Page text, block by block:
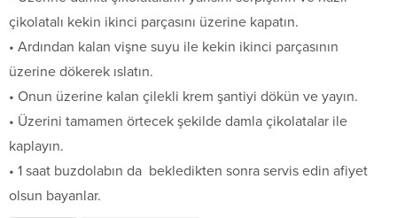
çikolatalı kekin ikinci parçasını üzerine kapatın.
• Ardından kalan vişne suyu ile kekin ikinci parçasının
üzerine dökerek ıslatın.
• Onun üzerine kalan çilekli krem şantiyi dökün ve yayın.
• Üzerini tamamen örtecek şekilde damla çikolatalar ile
kaplayın.
• 1 saat buzdolabın da bekledikten sonra servis edin afiyet
olsun bayanlar.